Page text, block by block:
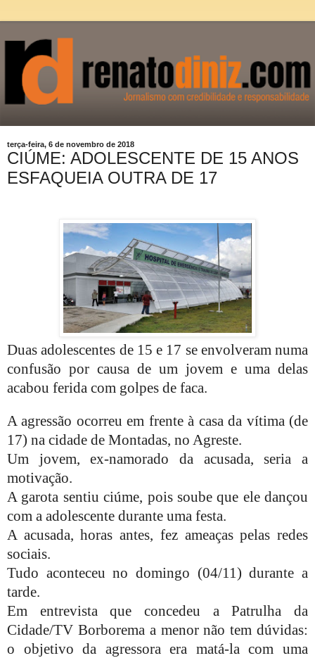
terça-feira, 6 de novembro de 2018
CIÚME: ADOLESCENTE DE 15 ANOS
ESFAQUEIA OUTRA DE 17
Duas adolescentes de 15 e 17 se envolveram numa
confusão por causa de um jovem e uma delas
acabou ferida com golpes de faca.
A agressão ocorreu em frente à casa da vítima (de
17) na cidade de Montadas, no Agreste.
Um jovem, ex-namorado da acusada, seria a
motivação.
A garota sentiu ciúme, pois soube que ele dançou
com a adolescente durante uma festa.
A acusada, horas antes, fez ameaças pelas redes
sociais.
Tudo aconteceu no domingo (04/11) durante a
tarde.
Em entrevista que concedeu a Patrulha da
Cidade/TV Borborema a menor não tem dúvidas:
o objetivo da agressora era matá-la com uma